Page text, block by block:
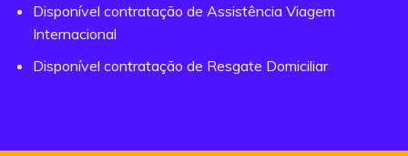
Disponível contratação de Assistência Viagem
Internacional
Disponível contratação de Resgate Domiciliar